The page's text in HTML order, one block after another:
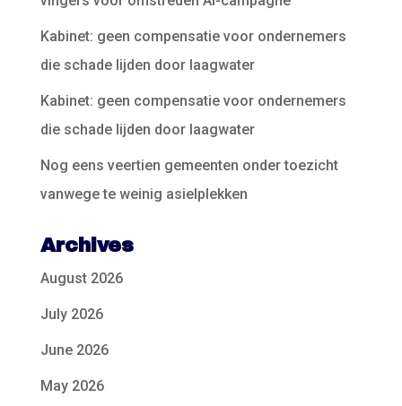
Kabinet: geen compensatie voor ondernemers
die schade lijden door laagwater
Kabinet: geen compensatie voor ondernemers
die schade lijden door laagwater
Nog eens veertien gemeenten onder toezicht
vanwege te weinig asielplekken
Archives
August 2026
July 2026
June 2026
May 2026